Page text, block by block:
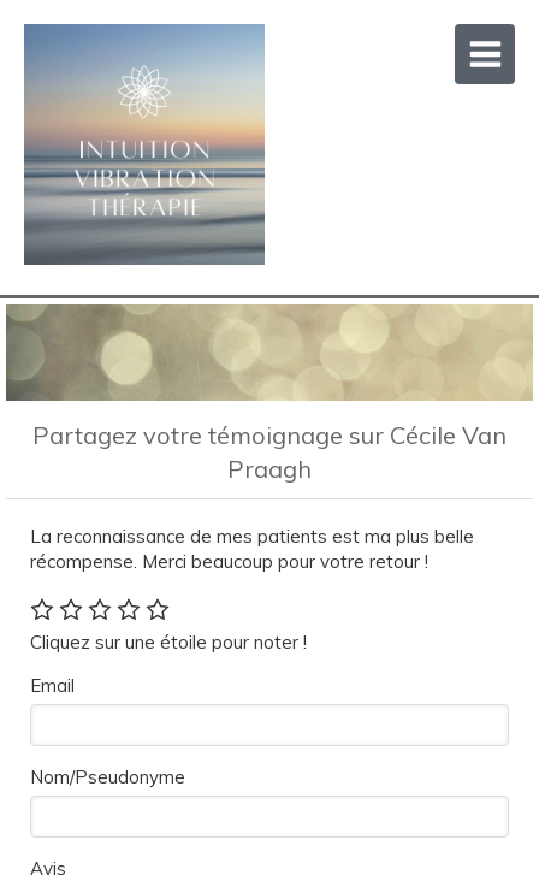
Partagez votre témoignage sur Cécile Van
Praagh
La reconnaissance de mes patients est ma plus belle
récompense. Merci beaucoup pour votre retour !
Cliquez sur une étoile pour noter !
Email
Nom/Pseudonyme
Avis